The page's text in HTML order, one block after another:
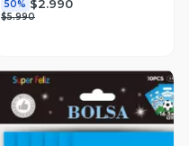
50% $2.990
$5.990